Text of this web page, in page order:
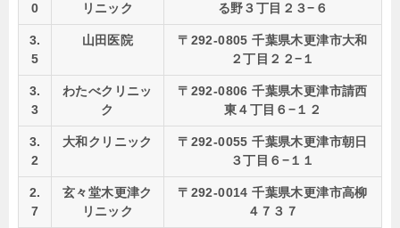
0
リニック
る野３丁目２３−６
3.
5
山田医院
〒292-0805 千葉県木更津市大和
２丁目２２−１
3.
3
わたべクリニッ
ク
〒292-0806 千葉県木更津市請西
東４丁目６−１２
3.
2
大和クリニック
〒292-0055 千葉県木更津市朝日
３丁目６−１１
2.
7
玄々堂木更津ク
リニック
〒292-0014 千葉県木更津市高柳
４７３７